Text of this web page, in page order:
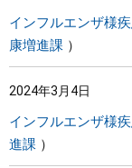
インフルエンザ様
康増進課
2024年3月4日
インフルエンザ様
進課